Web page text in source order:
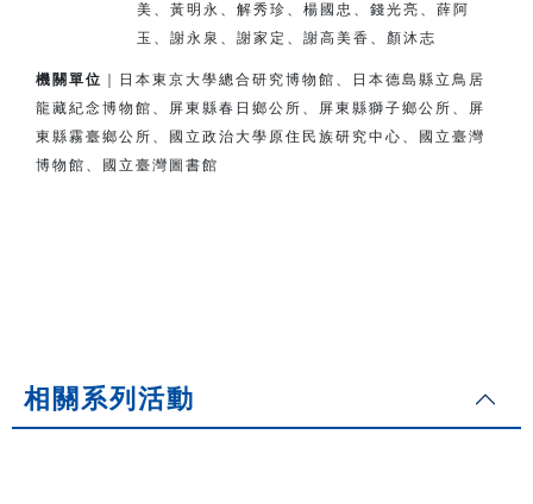
美、 黃明永、解秀珍、楊國忠、錢光亮、薛阿
玉、謝永泉、謝家定、 謝高美香、顏沐志
機關單位
｜日本東京大學總合研究博物館、日本德島縣立鳥居
龍藏紀念博物館、 屏東縣春日鄉公所、屏東縣獅子鄉公所、 屏
東縣霧臺鄉公所、
國立政治大學原住民族研究中心、國立臺灣
博物館、國立臺灣圖書館
相關系列活動